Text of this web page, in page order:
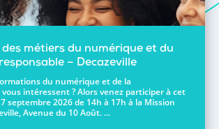
métiers du numérique et du
– Decazeville
du numérique et de la
intéressent ? Alors venez participer à cet
septembre 2026 de 14h à 17h à la Mission
Avenue du 10 Août. ...